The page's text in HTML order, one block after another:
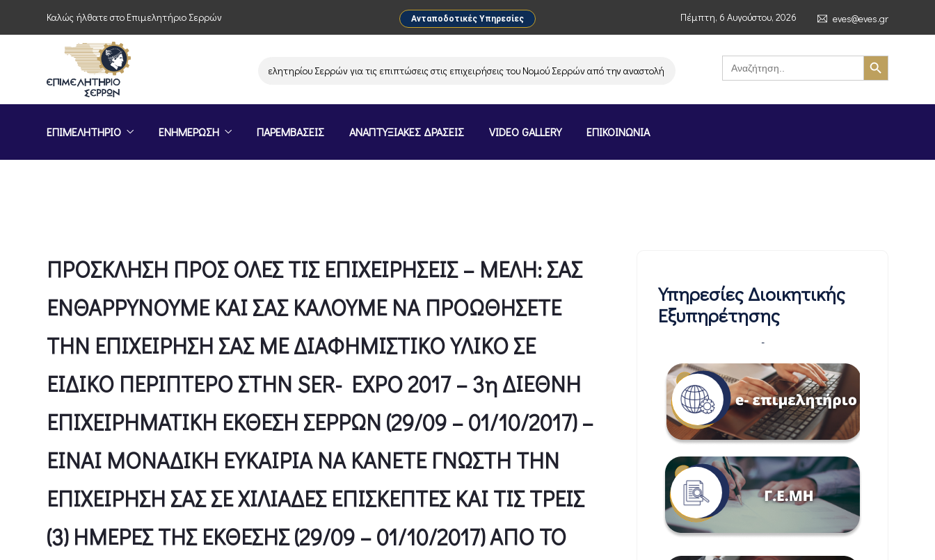
Καλώς ήλθατε στο Επιμελητήριο Σερρών Ανταποδοτικές Υπηρεσίες Πέμπτη, 6 Αυγούστου, 2026 eves@eves.gr
Παρέμβαση του Επιμελητηρίου Σερρών για τις επιπτώσεις στις επιχειρήσεις του Νομού Σερρών από την αναστολή λειτουργίας της αλυσίδας σούπερ μάρκετ MERE στην Ελλάδα –
Search
for:
Search Button
ΕΠΙΜΕΛΗΤΗΡΙΟ ΕΝΗΜΕΡΩΣΗ ΠΑΡΕΜΒΑΣΕΙΣ ΑΝΑΠΤΥΞΙΑΚΕΣ ΔΡΑΣΕΙΣ VIDEO GALLERY ΕΠΙΚΟΙΝΩΝΙΑ
ΠΡΟΣΚΛΗΣΗ ΠΡΟΣ ΟΛΕΣ ΤΙΣ ΕΠΙΧΕΙΡΗΣΕΙΣ – ΜΕΛΗ: ΣΑΣ
ΕΝΘΑΡΡΥΝΟΥΜΕ ΚΑΙ ΣΑΣ ΚΑΛΟΥΜΕ ΝΑ ΠΡΟΩΘΗΣΕΤΕ
ΤΗΝ ΕΠΙΧΕΙΡΗΣΗ ΣΑΣ ΜΕ ΔΙΑΦΗΜΙΣΤΙΚΟ ΥΛΙΚΟ ΣΕ
ΕΙΔΙΚΟ ΠΕΡΙΠΤΕΡΟ ΣΤΗΝ SER- EXPO 2017 – 3η ΔΙΕΘΝΗ
ΕΠΙΧEIΡΗΜΑΤΙΚΗ ΕΚΘΕΣΗ ΣΕΡΡΩΝ (29/09 – 01/10/2017) –
ΕΙΝΑΙ ΜΟΝΑΔΙΚΗ ΕΥΚΑΙΡΙΑ ΝΑ ΚΑΝΕΤΕ ΓΝΩΣΤΗ ΤΗΝ
ΕΠΙΧΕΙΡΗΣΗ ΣΑΣ ΣΕ ΧΙΛΙΑΔΕΣ ΕΠΙΣΚΕΠΤΕΣ ΚΑΙ ΤΙΣ ΤΡΕΙΣ
(3) ΗΜΕΡΕΣ ΤΗΣ ΕΚΘΕΣΗΣ (29/09 – 01/10/2017) ΑΠΟ ΤΟ
Υπηρεσίες Διοικητικής
Εξυπηρέτησης
-